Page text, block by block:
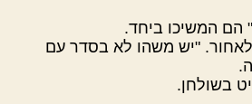
הם המשיכו ביחד.
לאחור. "יש משהו לא בסדר עם
בשולחן.